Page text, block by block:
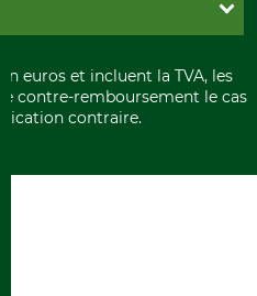
euros et incluent la TVA, les
contre-remboursement le cas
contraire.